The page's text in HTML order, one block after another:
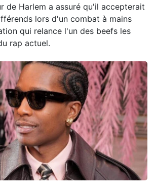
de Harlem a assuré qu'il accepterait
lors d'un combat à mains
qui relance l'un des beefs les
rap actuel.